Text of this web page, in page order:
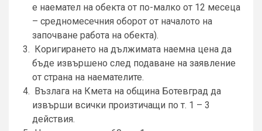
е наемател на обекта от по-малко от 12 месеца
– средномесечния оборот от началото на
започване работа на обекта).
Коригирането на дължимата наемна цена да
бъде извършено след подаване на заявление
от страна на наемателите.
Възлага на Кмета на община Ботевград да
извърши всички произтичащи по т. 1 – 3
действия.